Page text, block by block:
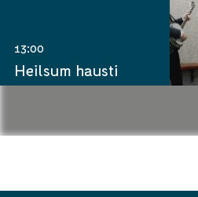
13:00
Heilsum hausti